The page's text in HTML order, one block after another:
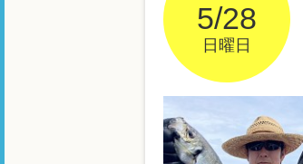
5/28
日曜日